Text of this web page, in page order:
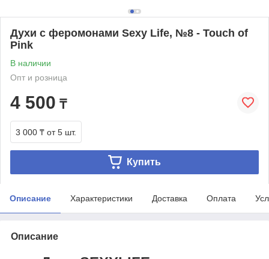
Духи с феромонами Sexy Life, №8 - Touch of
Pink
В наличии
Опт и розница
4 500 ₸
3 000 ₸ от 5 шт.
Купить
Описание Характеристики Доставка Оплата
Описание